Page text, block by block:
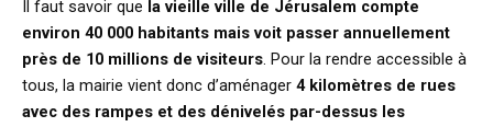
Il faut savoir que la vieille ville de Jérusalem compte
environ 40 000 habitants mais voit passer annuellement
près de 10 millions de visiteurs. Pour la rendre accessible à
tous, la mairie vient donc d’aménager 4 kilomètres de rues
avec des rampes et des dénivelés par-dessus les